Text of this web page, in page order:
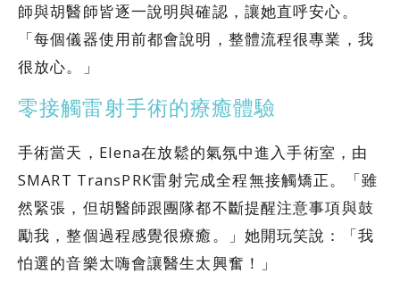
師與胡醫師皆逐一說明與確認，讓她直呼安心。
「每個儀器使用前都會說明，整體流程很專業，我
很放心。」
零接觸雷射手術的療癒體驗
手術當天，Elena在放鬆的氣氛中進入手術室，由
SMART TransPRK雷射完成全程無接觸矯正。「雖
然緊張，但胡醫師跟團隊都不斷提醒注意事項與鼓
勵我，整個過程感覺很療癒。」她開玩笑說：「我
怕選的音樂太嗨會讓醫生太興奮！」